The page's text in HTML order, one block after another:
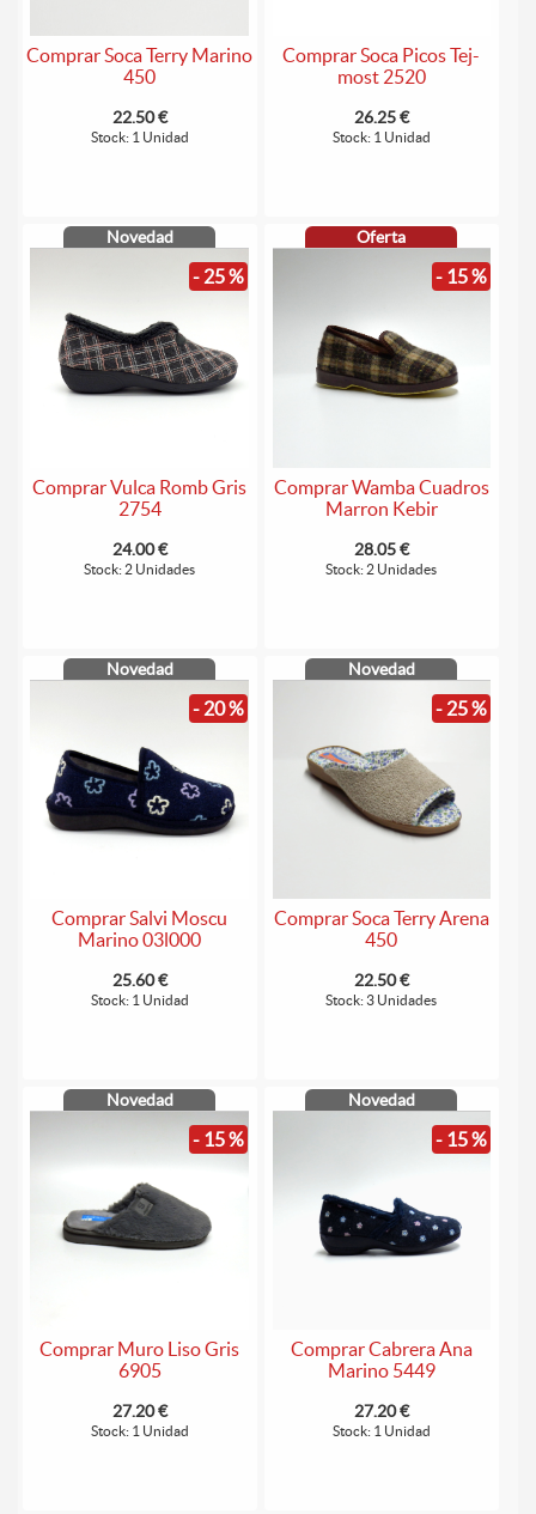
Comprar Soca Terry Marino
450
22.50 €
Stock: 1 Unidad
Comprar Soca Picos Tej-
most 2520
26.25 €
Stock: 1 Unidad
Novedad
- 25 %
Comprar Vulca Romb Gris
2754
24.00 €
Stock: 2 Unidades
Oferta
- 15 %
Comprar Wamba Cuadros
Marron Kebir
28.05 €
Stock: 2 Unidades
Novedad
- 20 %
Comprar Salvi Moscu
Marino 03l000
25.60 €
Stock: 1 Unidad
Novedad
- 25 %
Comprar Soca Terry Arena
450
22.50 €
Stock: 3 Unidades
Novedad
- 15 %
Comprar Muro Liso Gris
6905
27.20 €
Stock: 1 Unidad
Novedad
- 15 %
Comprar Cabrera Ana
Marino 5449
27.20 €
Stock: 1 Unidad